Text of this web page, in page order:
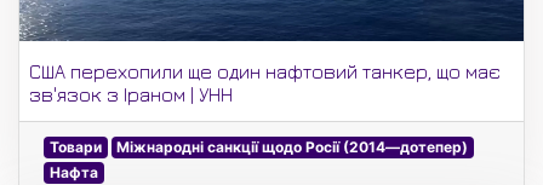
США перехопили ще один нафтовий танкер, що має
зв'язок з Іраном | УНН
Товари
Міжнародні санкції щодо Росії (2014—дотепер)
Нафта